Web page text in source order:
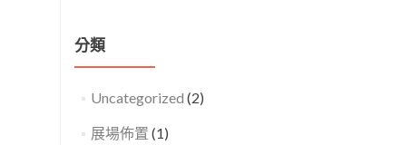
分類
Uncategorized (2)
展場佈置 (1)